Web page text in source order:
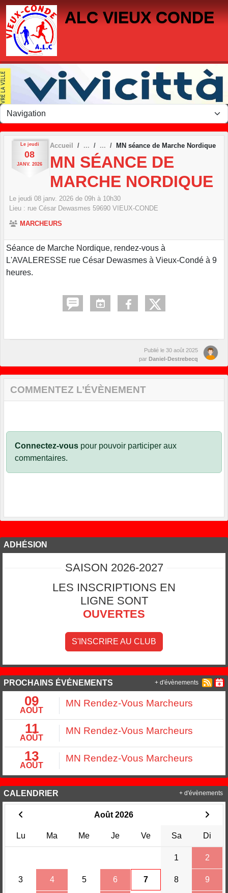
ALC VIEUX CONDE
Le jeudi
08
JANV. 2026
Accueil MN séance de Marche Nordique
MN SÉANCE DE
MARCHE NORDIQUE
Le jeudi 08 janv. 2026 de 09h à 10h30
Lieu : rue César Dewasmes 59690 VIEUX-CONDE
MARCHEURS
Séance de Marche Nordique, rendez-vous à
L'AVALERESSE rue César Dewasmes à Vieux-Condé à 9
heures.
Publié le 30 août 2025
par Daniel-Destrebecq
COMMENTEZ L’ÉVÈNEMENT
Connectez-vous pour pouvoir participer aux
commentaires.
ADHÉSION
SAISON 2026-2027
LES INSCRIPTIONS EN
LIGNE SONT
OUVERTES
S'INSCRIRE AU CLUB
PROCHAINS ÉVÉNEMENTS
09
AOÛT
MN Rendez-Vous Marcheurs
11
AOÛT
MN Rendez-Vous Marcheurs
13
AOÛT
MN Rendez-Vous Marcheurs
+ d'évènements
CALENDRIER
Août 2026
Lu Ma Me Je Ve Sa Di
1 2
3 4 5 6 7 8 9
+ d'évènements
Panneau de gestion des cookies